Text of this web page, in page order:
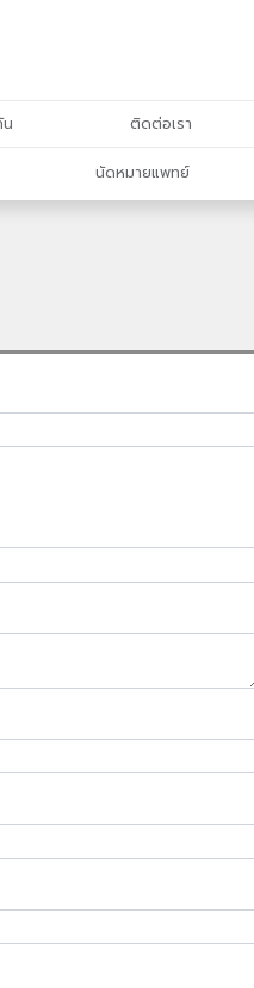
น ติดต่อเรา
นัดหมายแพทย์